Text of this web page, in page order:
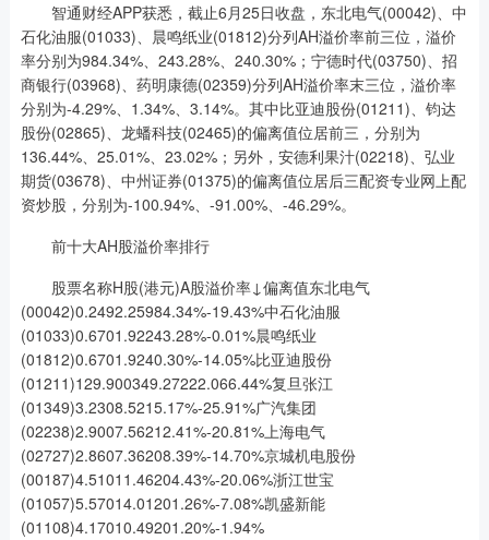
智通财经APP获悉，截止6月25日收盘，东北电气(00042)、中
石化油服(01033)、晨鸣纸业(01812)分列AH溢价率前三位，溢价
率分别为984.34%、243.28%、240.30%；宁德时代(03750)、招
商银行(03968)、药明康德(02359)分列AH溢价率末三位，溢价率
分别为-4.29%、1.34%、3.14%。其中比亚迪股份(01211)、钧达
股份(02865)、龙蟠科技(02465)的偏离值位居前三，分别为
136.44%、25.01%、23.02%；另外，安德利果汁(02218)、弘业
期货(03678)、中州证券(01375)的偏离值位居后三配资专业网上配
资炒股，分别为-100.94%、-91.00%、-46.29%。
前十大AH股溢价率排行
股票名称H股(港元)A股溢价率↓偏离值东北电气
(00042)0.2492.25984.34%-19.43%中石化油服
(01033)0.6701.92243.28%-0.01%晨鸣纸业
(01812)0.6701.9240.30%-14.05%比亚迪股份
(01211)129.900349.27222.066.44%复旦张江
(01349)3.2308.5215.17%-25.91%广汽集团
(02238)2.9007.56212.41%-20.81%上海电气
(02727)2.8607.36208.39%-14.70%京城机电股份
(00187)4.51011.46204.43%-20.06%浙江世宝
(01057)5.57014.01201.26%-7.08%凯盛新能
(01108)4.17010.49201.20%-1.94%